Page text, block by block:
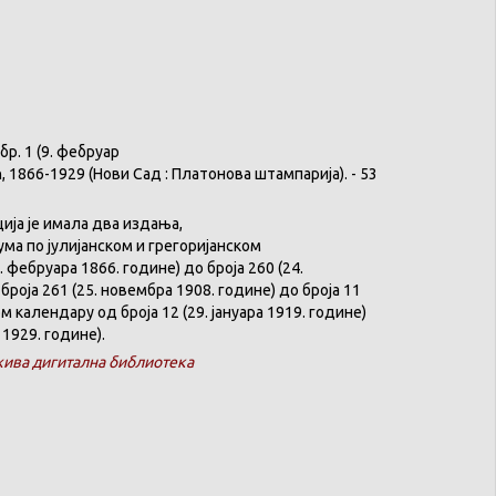
бр. 1 (9. фебруар
, 1866-1929 (Нови Сад : Платонова штампарија). - 53
је имала два издања,
по јулијанском и грегоријанском
фебруара 1866. године) до броја 260 (24.
261 (25. новембра 1908. године) до броја 11
календаруод броја 12 (29. јануара 1919. године)
године).
дигитална библиотека